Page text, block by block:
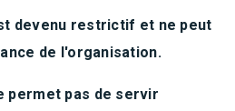
devenu restrictif et ne peut
de l'organisation.
permet pas de servir